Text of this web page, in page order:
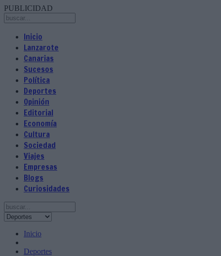
PUBLICIDAD
Inicio
Lanzarote
Canarias
Sucesos
Política
Deportes
Opinión
Editorial
Economía
Cultura
Sociedad
Viajes
Empresas
Blogs
Curiosidades
Inicio
Deportes